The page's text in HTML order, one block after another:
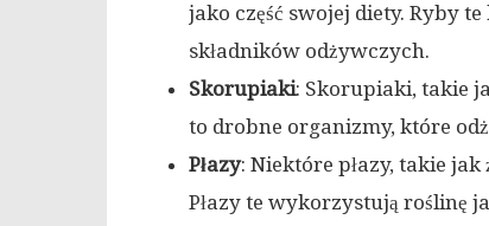
jako część swojej diety. Ryby
składników odżywczych.
Skorupiaki: Skorupiaki, takie
to drobne organizmy, które
Płazy: Niektóre płazy, takie
Płazy te wykorzystują roślinę